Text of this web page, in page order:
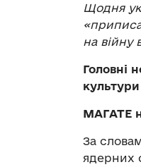
Щодня
на війну
Головні
МАГАТЕ
За
ядерних